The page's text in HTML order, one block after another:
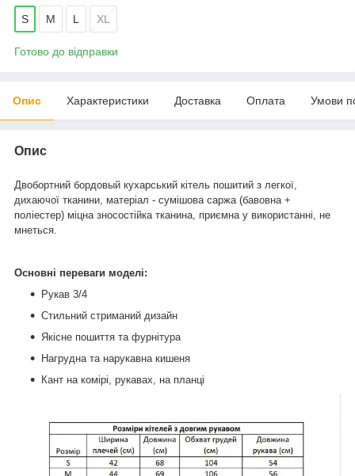
S M L XL
Готово до відправки
Опис Характеристики Доставка Оплата Умови
Опис
Двобортний бордовый кухарський кітель пошитий з легкої,
дихаючої тканини, матеріал - сумішова саржа (бавовна +
поліестер) міцна зносостійка тканина, приємна у використанні, не
мнеться.
Основні переваги моделі:
Рукав 3/4
Стильний стриманий дизайн
Якісне пошиття та фурнітура
Нагрудна та нарукавна кишеня
Кант на комірі, рукавах, на планці